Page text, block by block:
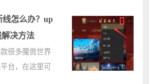
填充颜色呢?
线怎么办？up
决方法
很多魔兽世界
台，在这里可